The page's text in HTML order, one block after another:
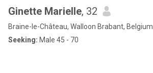
Ginette Marielle, 32
Braine-le-Château, Walloon Brabant, Belgium
Seeking: Male 45 - 70